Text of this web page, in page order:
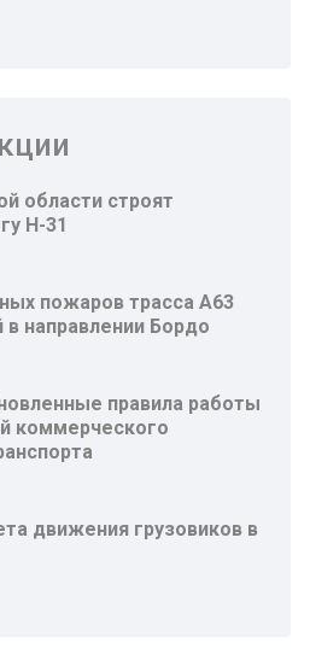
области строят
Н-31
пожаров трасса A63
в направлении Бордо
правила работы
коммерческого
движения грузовиков в